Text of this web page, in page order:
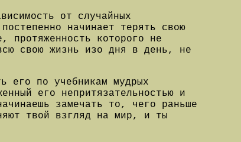
от случайных
начинает терять свою
протяженность которого не
свою жизнь изо дня в день, не
его по учебникам мудрых
его непритязательностью и
замечать то, чего раньше
твой взгляд на мир, и ты